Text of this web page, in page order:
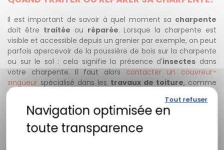
Il est important de savoir à quel moment sa charpente
doit être traitée ou réparée. Lorsque la charpente est
visible et accessible depuis un grenier par exemple, on peut
parfois apercevoir de la poussière de bois sur la charpente
ou sur le sol : cela signifie la présence d'insectes dans
votre charpente. Il faut alors contacter un couvreur-
zingueur spécialisé dans les travaux de toiture, comme
la société Chasagrande Couverture près de Toulouse. Il est
également nécessaire de faire des contrôles annuels de
votre charpente par un professionnel pour éviter tout
désagrément. Avec Chasagrande Couverture, les contrôles
annuels de votre charpente sont gratuits. Vous avez besoin
Tout refuser